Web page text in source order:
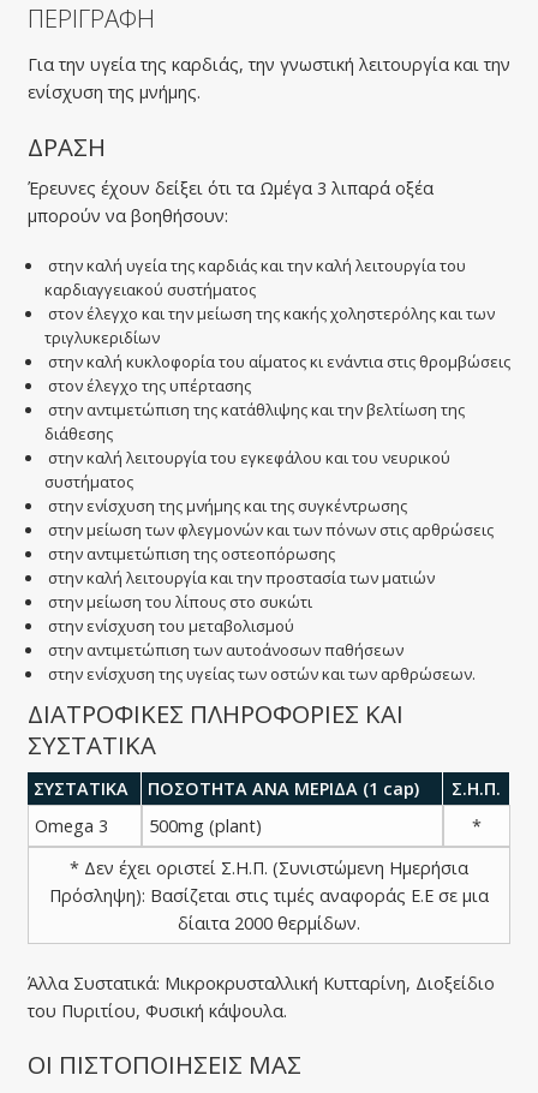
ΠΕΡΙΓΡΑΦΗ
Για την υγεία της καρδιάς, την γνωστική λειτουργία και την
ενίσχυση της μνήμης.
ΔΡΑΣΗ
Έρευνες έχουν δείξει ότι τα Ωμέγα 3 λιπαρά οξέα
μπορούν να βοηθήσουν:
στην καλή υγεία της καρδιάς και την καλή λειτουργία του
καρδιαγγειακού συστήματος
στον έλεγχο και την μείωση της κακής χοληστερόλης και των
τριγλυκεριδίων
στην καλή κυκλοφορία του αίματος κι ενάντια στις θρομβώσεις
στον έλεγχο της υπέρτασης
στην αντιμετώπιση της κατάθλιψης και την βελτίωση της
διάθεσης
στην καλή λειτουργία του εγκεφάλου και του νευρικού
συστήματος
στην ενίσχυση της μνήμης και της συγκέντρωσης
στην μείωση των φλεγμονών και των πόνων στις αρθρώσεις
στην αντιμετώπιση της οστεοπόρωσης
στην καλή λειτουργία και την προστασία των ματιών
στην μείωση του λίπους στο συκώτι
στην ενίσχυση του μεταβολισμού
στην αντιμετώπιση των αυτοάνοσων παθήσεων
στην ενίσχυση της υγείας των οστών και των αρθρώσεων.
ΔΙΑΤΡΟΦΙΚΕΣ ΠΛΗΡΟΦΟΡΙΕΣ ΚΑΙ
ΣΥΣΤΑΤΙΚΑ
ΣΥΣΤΑΤΙΚΑ ΠΟΣΟΤΗΤΑ ΑΝΑ ΜΕΡΙΔΑ (1 cap)
Σ.Η.Π.
Omega 3
500mg (plant)
*
* Δεν έχει οριστεί Σ.Η.Π. (Συνιστώμενη Ημερήσια
Πρόσληψη): Βασίζεται στις τιμές αναφοράς Ε.Ε σε μια
δίαιτα 2000 θερμίδων.
Άλλα Συστατικά: Μικροκρυσταλλική Κυτταρίνη, Διοξείδιο
του Πυριτίου, Φυσική κάψουλα.
ΟΙ ΠΙΣΤΟΠΟΙΗΣΕΙΣ ΜΑΣ